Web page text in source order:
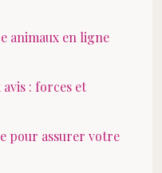
animaux en ligne
: forces et
pour assurer votre